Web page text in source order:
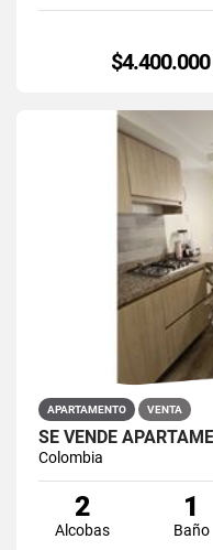
$4.400.000
APARTAMENTO VENTA
Colombia
2
Alcobas
1
Baño